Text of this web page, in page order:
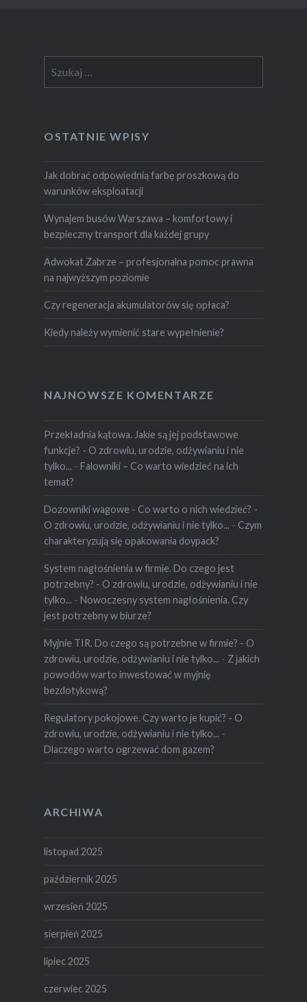
OSTATNIE WPISY
Jak dobrać odpowiednią farbę proszkową do
warunków eksploatacji
Wynajem busów Warszawa – komfortowy i
bezpieczny transport dla każdej grupy
Adwokat Zabrze – profesjonalna pomoc prawna
na najwyższym poziomie
Czy regeneracja akumulatorów się opłaca?
Kiedy należy wymienić stare wypełnienie?
NAJNOWSZE KOMENTARZE
Przekładnia kątowa. Jakie są jej podstawowe
funkcje? - O zdrowiu, urodzie, odżywianiu i nie
tylko... - Falowniki – Co warto wiedzieć na ich
temat?
Dozowniki wagowe - Co warto o nich wiedzieć? -
O zdrowiu, urodzie, odżywianiu i nie tylko... - Czym
charakteryzują się opakowania doypack?
System nagłośnienia w firmie. Do czego jest
potrzebny? - O zdrowiu, urodzie, odżywianiu i nie
tylko... - Nowoczesny system nagłośnienia. Czy
jest potrzebny w biurze?
Myjnie TIR. Do czego są potrzebne w firmie? - O
zdrowiu, urodzie, odżywianiu i nie tylko... - Z jakich
powodów warto inwestować w myjnię
bezdotykową?
Regulatory pokojowe. Czy warto je kupić? - O
zdrowiu, urodzie, odżywianiu i nie tylko... -
Dlaczego warto ogrzewać dom gazem?
ARCHIWA
listopad 2025
październik 2025
wrzesień 2025
sierpień 2025
lipiec 2025
czerwiec 2025